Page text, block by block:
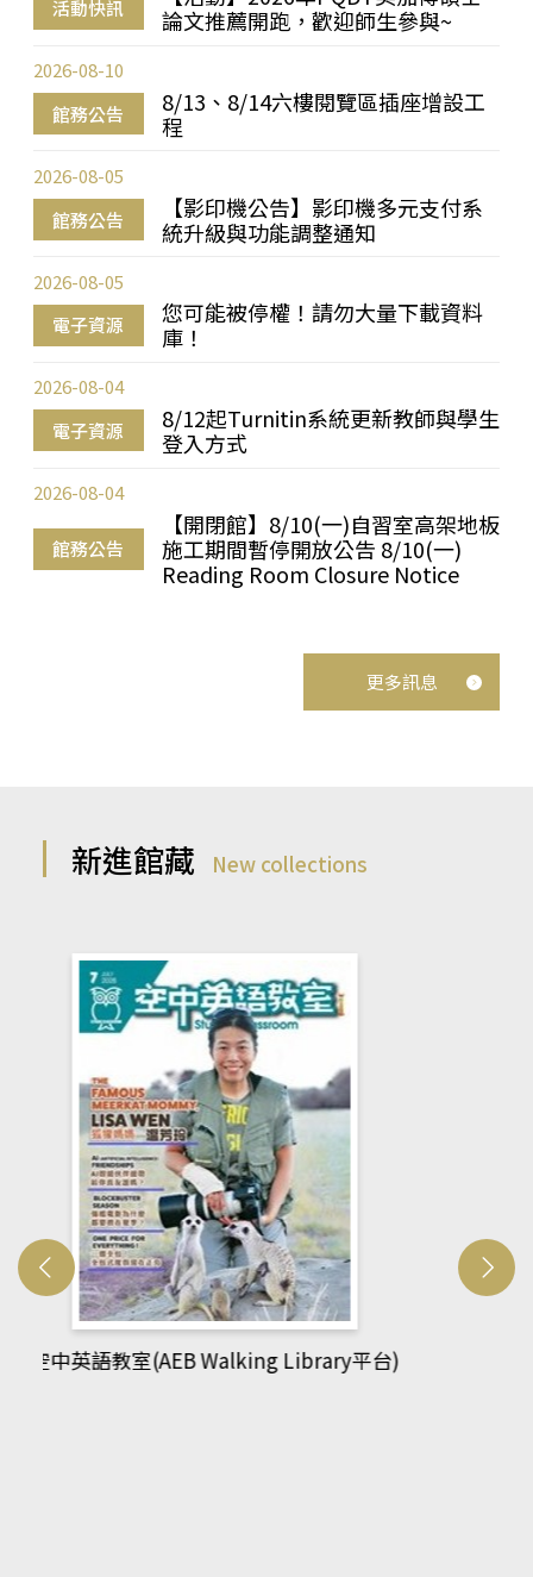
活動快訊
論文推薦開跑，歡迎師生參與~
館務公告
8/13、8/14六樓閱覽區插座增設工
程
2026-08-10
館務公告
【影印機公告】影印機多元支付系
統升級與功能調整通知
2026-08-05
電子資源
您可能被停權！請勿大量下載資料
庫！
2026-08-05
電子資源
8/12起Turnitin系統更新教師與學生
登入方式
2026-08-04
館務公告
【開閉館】8/10(一)自習室高架地板
施工期間暫停開放公告 8/10(一)
Reading Room Closure Notice
2026-08-04
更多訊息
新進館藏 New collections
網管人(kono平台)